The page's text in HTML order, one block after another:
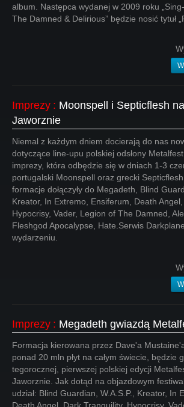
album. Następca wydanej w 2009 roku
The Damned & Delirious” będzie nosić tytuł
Imprezy : Moonspell i Septicflesh
Jaworznie
Niemal z każdym dniem docierają do nas
dotyczące line-upu polskiej odsłony
imprezy, która odbędzie się w dniach 1-3
portugalski Moonspell oraz grecki
formacje dołączyły do Megadeth, Blind
Kreator, In Extremo, Ensiferum, Death
Hypocrisy, Vader, Legion of The Damned,
Fleshgod Apocalypse, Hate.Serwis
wydarzeniu.
Imprezy : Megadeth gwiazdą
Formacja kierowana przez Dave'a
ponad 20 mln płyt na całym świecie, będzie
tegorocznej, pierwszej polskiej edycji
Jaworznie. Jak dotąd na objazdowym
udział: Blind Guardian, W.A.S.P., Kreator, In